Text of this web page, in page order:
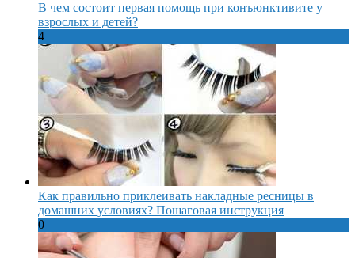
В чем состоит первая помощь при конъюнктивите у
взрослых и детей?
4
Как правильно приклеивать накладные ресницы в
домашних условиях? Пошаговая инструкция
0